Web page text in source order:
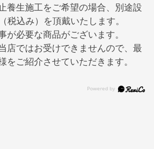
養生施工をご希望の場合、別途設
税込み）を頂戴いたします。
が必要な商品がございます。
店ではお受けできませんので、最
をご紹介させていただきます。